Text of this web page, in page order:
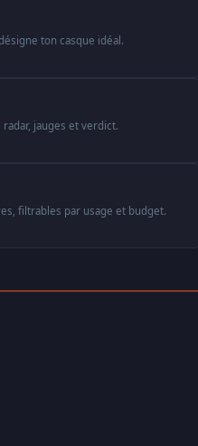
ton casque idéal.
jauges et verdict.
filtrables par usage et budget.